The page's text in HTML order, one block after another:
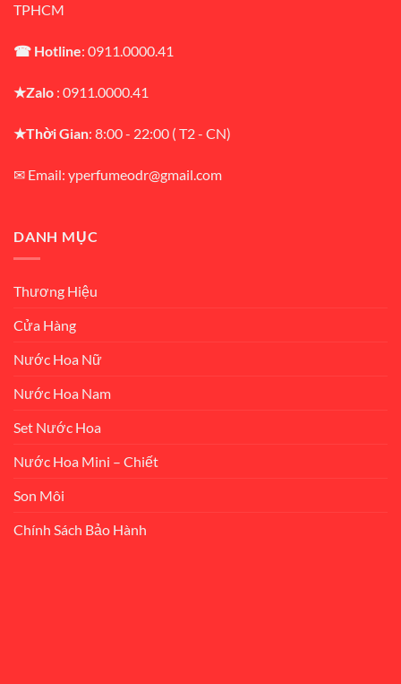
TPHCM
☎ Hotline: 0911.0000.41
★Zalo : 0911.0000.41
★Thời Gian: 8:00 - 22:00 ( T2 - CN)
✉ Email: yperfumeodr@gmail.com
DANH MỤC
Thương Hiệu
Cửa Hàng
Nước Hoa Nữ
Nước Hoa Nam
Set Nước Hoa
Nước Hoa Mini – Chiết
Son Môi
Chính Sách Bảo Hành